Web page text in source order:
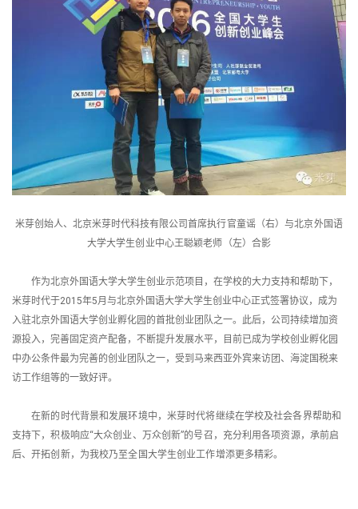
米芽创始人、北京米芽时代科技有限公司首席执行官童谣（右）与北京外国语
大学大学生创业中心王聪颖老师（左）合影
作为北京外国语大学大学生创业示范项目，在学校的大力支持和帮助下，
米芽时代于2015年5月与北京外国语大学大学生创业中心正式签署协议，成为
入驻北京外国语大学创业孵化园的首批创业团队之一。此后，公司持续增加资
源投入，完善固定资产配备，不断提升发展水平，目前已成为学校创业孵化园
中办公条件最为完善的创业团队之一，受到马来西亚外宾来访团、海淀国税来
访工作组等的一致好评。
在新的时代背景和发展环境中，米芽时代将继续在学校及社会各界帮助和
支持下，积极响应“大众创业、万众创新”的号召，充分利用各项资源，承前启
后、开拓创新，为我校乃至全国大学生创业工作增添更多精彩。